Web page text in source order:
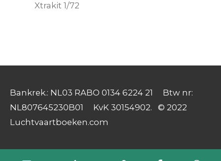
Xtrakit 1/72
Bankrek.: NL03 RABO 0134 6224 21 Btw nr:
NL807645230B01 KvK 30154902. © 2022
Luchtvaartboeken.com